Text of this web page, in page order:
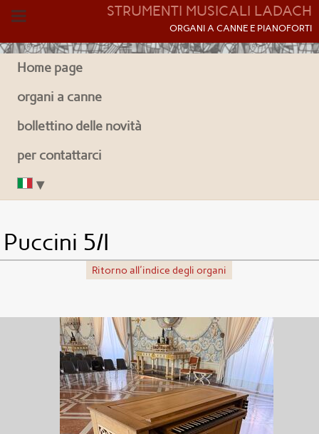
STRUMENTI MUSICALI LADACH
ORGANI A CANNE E PIANOFORTI
Home page
organi a canne
bollettino delle novità
per contattarci
Puccini 5/I
Ritorno all'indice degli organi